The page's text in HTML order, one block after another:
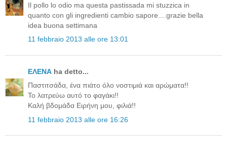
Il pollo lo odio ma questa pastissada mi stuzzica in
quanto con gli ingredienti cambio sapore....grazie bella
idea buona settimana
11 febbraio 2013 alle ore 13:01
ΕΛΕΝΑ ha detto...
Παστιτσάδα, ένα πιάτο όλο νοστιμιά και αρώματα!!
Το λατρεύω αυτό το φαγάκι!!
Καλή βδομάδα Ειρήνη μου, φιλιά!!
11 febbraio 2013 alle ore 16:26